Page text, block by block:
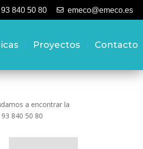
93 840 50 80 emeco@emeco.es
Proyectos Contacto